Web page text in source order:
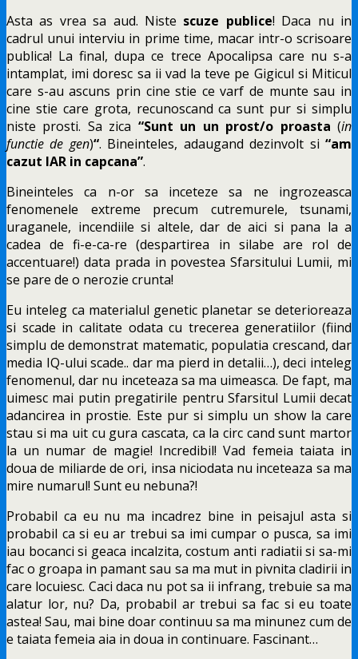
Asta as vrea sa aud. Niste scuze publice! Daca nu in
cadrul unui interviu in prime time, macar intr-o scrisoare
publica! La final, dupa ce trece Apocalipsa care nu s-a
intamplat, imi doresc sa ii vad la teve pe Gigicul si Miticul
care s-au ascuns prin cine stie ce varf de munte sau in
cine stie care grota, recunoscand ca sunt pur si simplu
niste prosti. Sa zica “Sunt un un prost/o proasta(in
functie de gen)“. Bineinteles, adaugand dezinvolt si“am
cazut IAR in capcana”.
Bineinteles ca n-or sa inceteze sa ne ingrozeasca
fenomenele extreme precum cutremurele, tsunami,
uraganele, incendiile si altele, dar de aici si pana la a
cadea de fi-e-ca-re (despartirea in silabe are rol de
accentuare!) data prada in povestea Sfarsitului Lumii, mi
se pare de o nerozie crunta!
Eu inteleg ca materialul genetic planetar se deterioreaza
si scade in calitate odata cu trecerea generatiilor (fiind
simplu de demonstrat matematic, populatia crescand, dar
media IQ-ului scade.. dar ma pierd in detalii…), deci inteleg
fenomenul, dar nu inceteaza sa ma uimeasca. De fapt, ma
uimesc mai putin pregatirile pentru Sfarsitul Lumii decat
adancirea in prostie. Este pur si simplu un show la care
stau si ma uit cu gura cascata, ca la circ cand sunt martor
la un numar de magie! Incredibil! Vad femeia taiata in
doua de miliarde de ori, insa niciodata nu inceteaza sa ma
mire numarul! Sunt eu nebuna?!
Probabil ca eu nu ma incadrez bine in peisajul asta si
probabil ca si eu ar trebui sa imi cumpar o pusca, sa imi
iau bocanci si geaca incalzita, costum anti radiatii si sa-mi
fac o groapa in pamant sau sa ma mut in pivnita cladirii in
care locuiesc. Caci daca nu pot sa ii infrang, trebuie sa ma
alatur lor, nu? Da, probabil ar trebui sa fac si eu toate
astea! Sau, mai bine doar continuu sa ma minunez cum de
e taiata femeia aia in doua in continuare. Fascinant…